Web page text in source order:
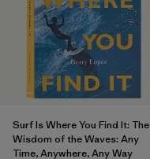
Surf Is Where You Find It: The
Wisdom of the Waves: Any
Time, Anywhere, Any Way